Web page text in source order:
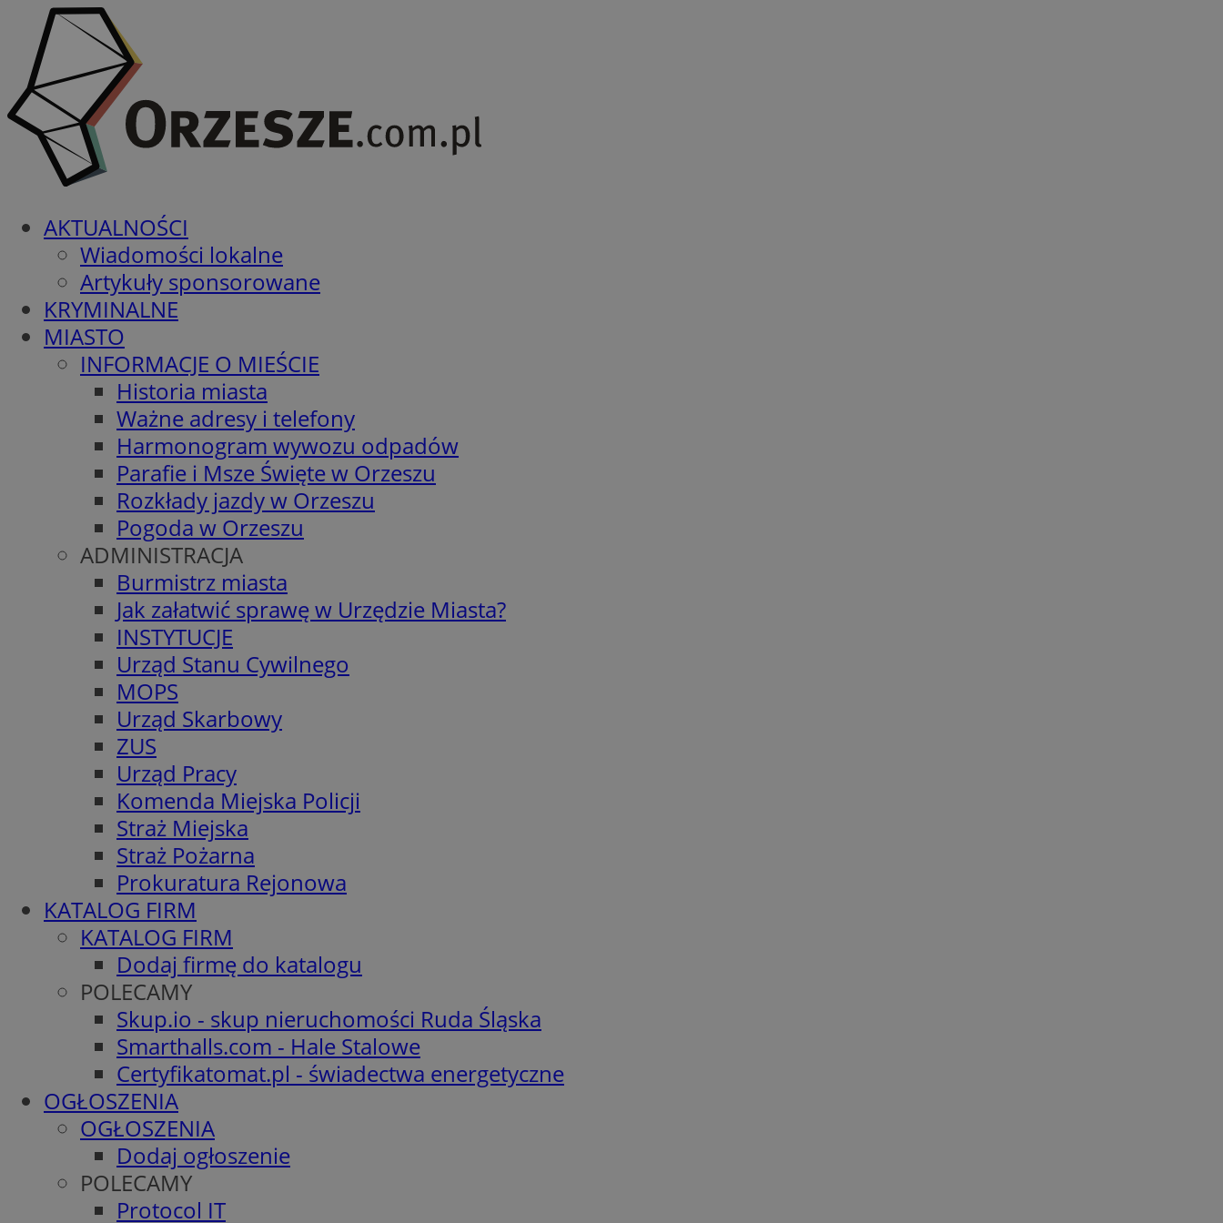
AKTUALNOŚCI
Wiadomości lokalne
Artykuły sponsorowane
KRYMINALNE
MIASTO
INFORMACJE O MIEŚCIE
Historia miasta
Ważne adresy i telefony
Harmonogram wywozu odpadów
Parafie i Msze Święte w Orzeszu
Rozkłady jazdy w Orzeszu
Pogoda w Orzeszu
ADMINISTRACJA
Burmistrz miasta
Jak załatwić sprawę w Urzędzie Miasta?
INSTYTUCJE
Urząd Stanu Cywilnego
MOPS
Urząd Skarbowy
ZUS
Urząd Pracy
Komenda Miejska Policji
Straż Miejska
Straż Pożarna
Prokuratura Rejonowa
KATALOG FIRM
KATALOG FIRM
Dodaj firmę do katalogu
POLECAMY
Skup.io - skup nieruchomości Ruda Śląska
Smarthalls.com - Hale Stalowe
Certyfikatomat.pl - świadectwa energetyczne
OGŁOSZENIA
OGŁOSZENIA
Dodaj ogłoszenie
POLECAMY
Protocol IT